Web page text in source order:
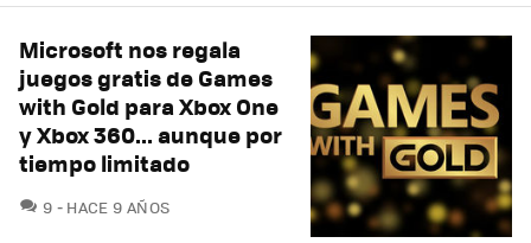
Microsoft nos regala
juegos gratis de Games
with Gold para Xbox One
y Xbox 360... aunque por
tiempo limitado
9 COMENTARIOS
HACE 9 AÑOS